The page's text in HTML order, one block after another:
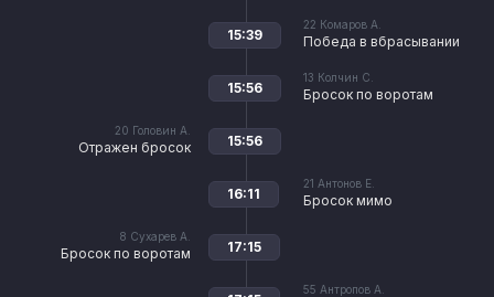
22 Комаров А.
Победа в вбрасывании
15:39
13 Колчин С.
Бросок по воротам
15:56
20 Головин А.
Отражен бросок 15:56
21 Антонов Е.
Бросок мимо
16:11
8 Сухарев А.
Бросок по воротам 17:15
55 Антропов А.